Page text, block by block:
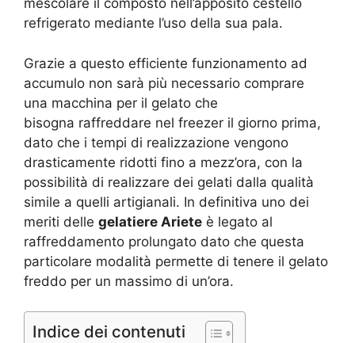
mescolare il composto nell’apposito cestello
refrigerato mediante l’uso della sua pala.
Grazie a questo efficiente funzionamento ad
accumulo non sarà più necessario comprare
una macchina per il gelato che
bisogna raffreddare nel freezer il giorno prima,
dato che i tempi di realizzazione vengono
drasticamente ridotti fino a mezz’ora, con la
possibilità di realizzare dei gelati dalla qualità
simile a quelli artigianali. In definitiva uno dei
meriti delle gelatiere Ariete è legato al
raffreddamento prolungato dato che questa
particolare modalità permette di tenere il gelato
freddo per un massimo di un’ora.
Indice dei contenuti